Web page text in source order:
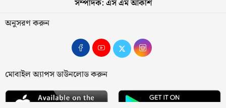
সম্পাদক: এস এম আকাশ
অনুসরণ করুন
মোবাইল অ্যাপস ডাউনলোড করুন